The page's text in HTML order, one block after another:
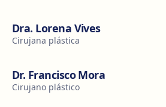
Dra. Lorena Vives
Cirujana plástica
Dr. Francisco Mora
Cirujano plástico